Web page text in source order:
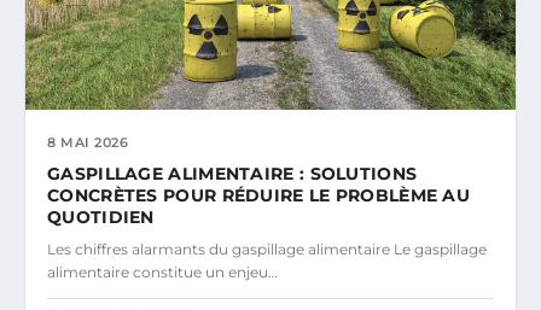
8 MAI 2026
GASPILLAGE ALIMENTAIRE : SOLUTIONS
CONCRÈTES POUR RÉDUIRE LE PROBLÈME AU
QUOTIDIEN
Les chiffres alarmants du gaspillage alimentaire Le gaspillage
alimentaire constitue un enjeu…